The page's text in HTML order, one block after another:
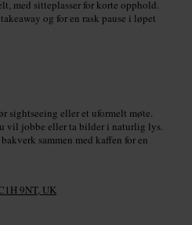
med sitteplasser for korte opphold.
og for en rask pause i løpet
sightseeing eller et uformelt møte.
vil jobbe eller ta bilder i naturlig lys.
sammen med kaffen for en
9NT, UK